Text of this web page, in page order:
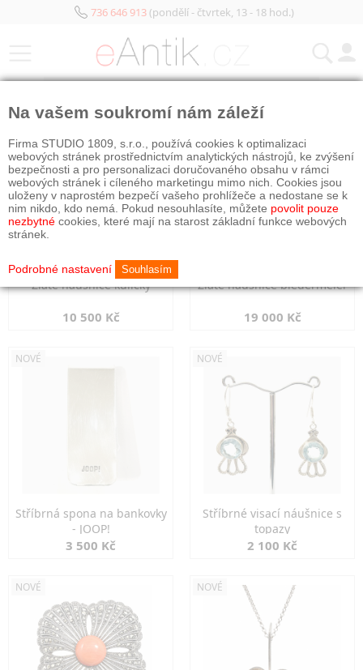
736 646 913(pondělí - čtvrtek, 13 - 18 hod.)
Zlaté náušnice kuličky
10 500 Kč
Zlaté náušnice biedermeier
19 000 Kč
NOVÉ
Stříbrná spona na bankovky
- JOOP!
3 500 Kč
NOVÉ
Stříbrné visací náušnice s
topazy
2 100 Kč
NOVÉ NOVÉ
Na vašem soukromí nám záleží
Firma STUDIO 1809, s.r.o., používá cookies k optimalizaci
webových stránek prostřednictvím analytických nástrojů, ke zvýšení
bezpečnosti a pro personalizaci doručovaného obsahu v rámci
webových stránek i cíleného marketingu mimo nich. Cookies jsou
uloženy v naprostém bezpečí vašeho prohlížeče a nedostane se k
nim nikdo, kdo nemá. Pokud nesouhlasíte, můžete povolit pouze
nezbytné cookies, které mají na starost základní funkce webových
stránek.
Podrobné nastavení Souhlasím